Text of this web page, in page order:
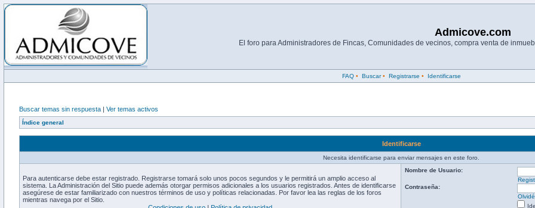
Admicove.com
El foro para Administradores de Fincas, Comunidades de vecinos, compra venta de
FAQ• Buscar• Registrarse • Identificarse
Buscar temas sin respuesta | Ver temas activos
Índice general
Identificarse
Necesita identificarse para enviar mensajes en este foro.
Para autenticarse debe estar registrado. Registrarse tomará solo unos pocos segundos y le permitirá un amplio acceso al
sistema. La Administración del Sitio puede además otorgar permisos adicionales a los usuarios registrados. Antes de identificarse
asegúrese de estar familiarizado con nuestros términos de uso y políticas relacionadas. Por favor lea las reglas de los foros
mientras navega por el Sitio.
Nombre de Usuario:
Contraseña: